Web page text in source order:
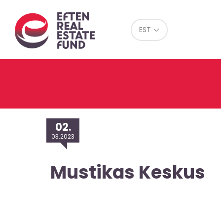
Eref EST
Mustikas Keskus
02.
03.2023